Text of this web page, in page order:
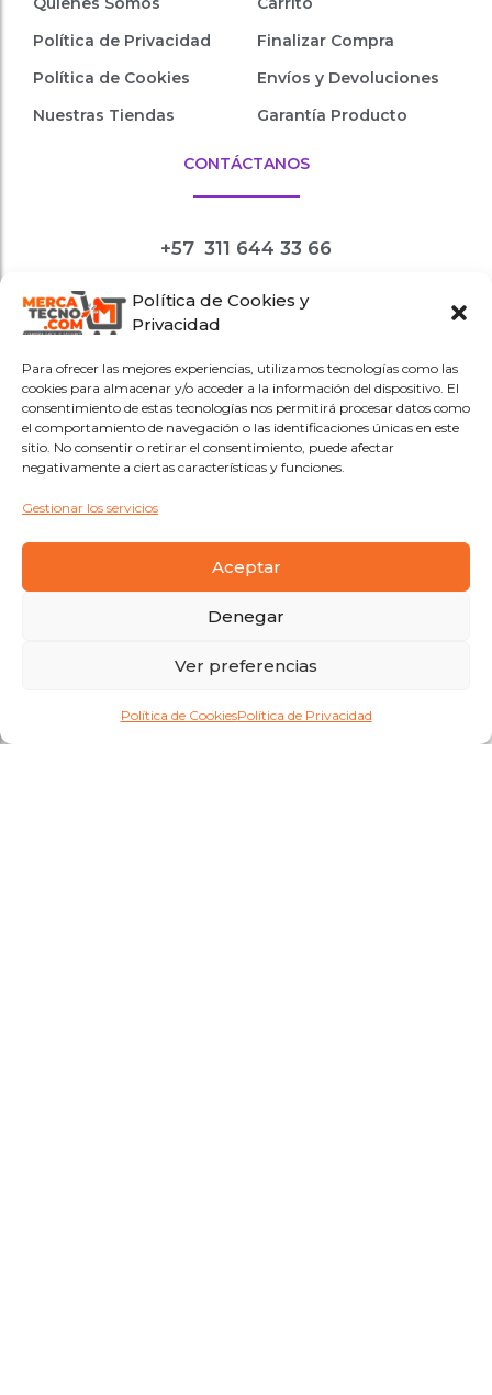
Política de Cookies y
Privacidad
Para ofrecer las mejores experiencias, utilizamos tecnologías como las
cookies para almacenar y/o acceder a la información del dispositivo. El
consentimiento de estas tecnologías nos permitirá procesar datos como
el comportamiento de navegación o las identificaciones únicas en este
sitio. No consentir o retirar el consentimiento, puede afectar
negativamente a ciertas características y funciones.
Gestionar los servicios
Aceptar
Denegar
Ver preferencias
Política de CookiesPolítica de Privacidad
Política de Privacidad
Política de Cookies
Nuestras Tiendas
Finalizar Compra
Envíos y Devoluciones
Garantía Producto
CONTÁCTANOS
+57 311 644 33 66
tiendavirtual
@mercatecno.com
Redes sociales
@mercatecnopuntocom
copyright 2026®/ todos los derechos reservados / mercatecno.com